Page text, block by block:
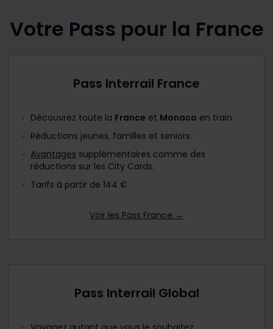
Votre Pass pour la France
Pass Interrail France
Découvrez toute la France et Monaco en train.
Réductions jeunes, familles et seniors.
Avantages supplémentaires comme des
réductions sur les City Cards.
Tarifs à partir de 144 €
Voir les Pass France →
Pass Interrail Global